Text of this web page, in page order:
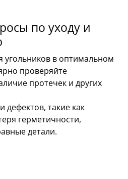
по уходу и
угольников в оптимальном
проверяйте
протечек и других
такие как
герметичности,
детали.